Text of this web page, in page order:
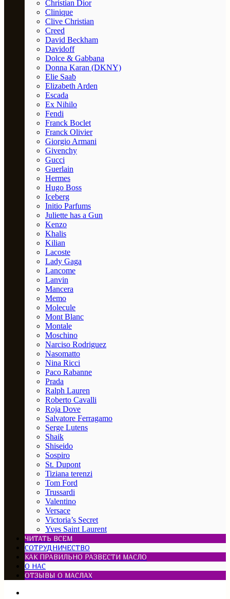
Christian Dior
Clinique
Clive Christian
Creed
David Beckham
Davidoff
Dolce & Gabbana
Donna Karan (DKNY)
Elie Saab
Elizabeth Arden
Escada
Ex Nihilo
Fendi
Franck Boclet
Franck Olivier
Giorgio Armani
Givenchy
Gucci
Guerlain
Hermes
Hugo Boss
Iceberg
Initio Parfums
Juliette has a Gun
Kenzo
Khalis
Kilian
Lacoste
Lady Gaga
Lancome
Lanvin
Mancera
Memo
Molecule
Mont Blanc
Montale
Moschino
Narciso Rodriguez
Nasomatto
Nina Ricci
Paco Rabanne
Prada
Ralph Lauren
Roberto Cavalli
Roja Dove
Salvatore Ferragamo
Serge Lutens
Shaik
Shiseido
Sospiro
St. Dupont
Tiziana terenzi
Tom Ford
Trussardi
Valentino
Versace
Victoria’s Secret
Yves Saint Laurent
ЧИТАТЬ ВСЕМ
СОТРУДНИЧЕСТВО
КАК ПРАВИЛЬНО РАЗВЕСТИ МАСЛО
О НАС
ОТЗЫВЫ О МАСЛАХ